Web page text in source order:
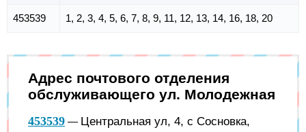
453539 1, 2, 3, 4, 5, 6, 7, 8, 9, 11, 12, 13, 14, 16, 18, 20
Адрес почтового отделения
обслуживающего ул. Молодежная
453539 — Центральная ул, 4, с Сосновка,